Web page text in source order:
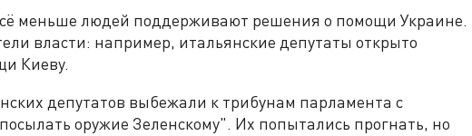
меньше людей поддерживают решения о помощи Украине.
власти: например, итальянские депутаты открыто
Киеву.
депутатов выбежали к трибунам парламента с
оружие Зеленскому". Их попытались прогнать, но